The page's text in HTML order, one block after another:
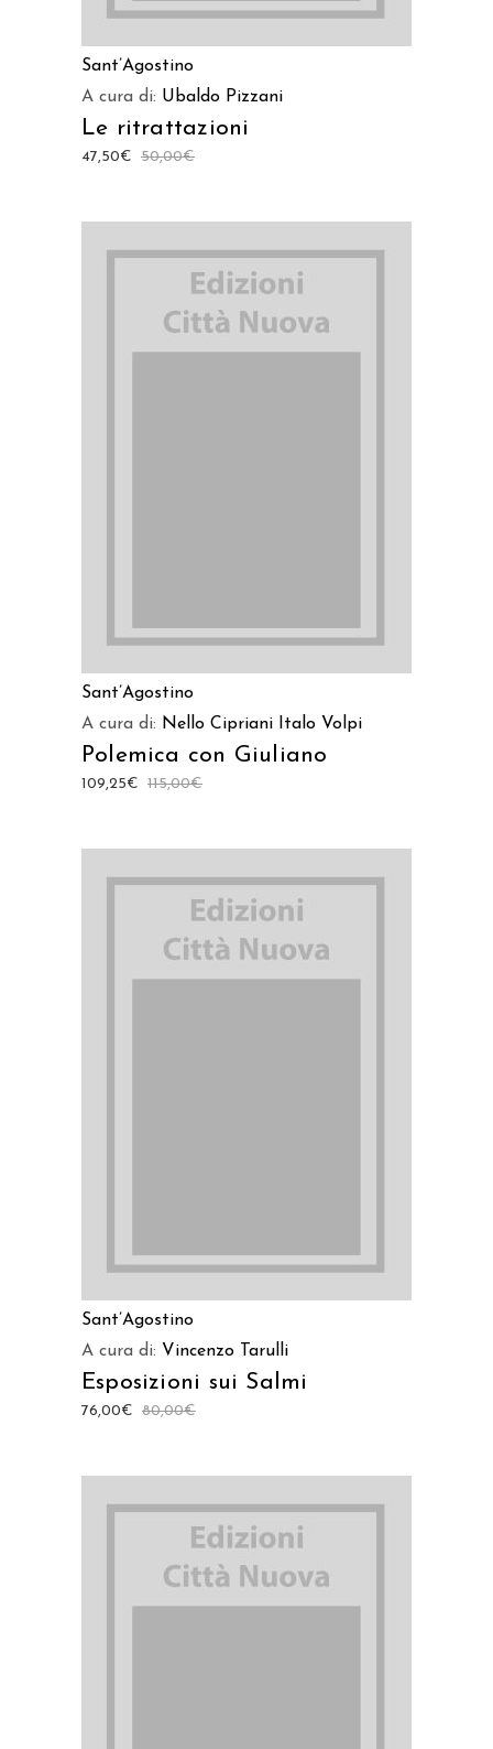
Sant’Agostino
A cura di: Ubaldo Pizzani
Le ritrattazioni
50,00€
47,50€
Sant’Agostino
A cura di: Nello Cipriani Italo Volpi
Polemica con Giuliano
115,00€
109,25€
Sant’Agostino
A cura di: Vincenzo Tarulli
Esposizioni sui Salmi
80,00€
76,00€